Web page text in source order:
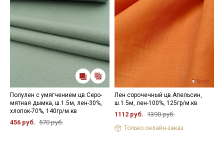
Полулен с умягчением цв.Серо-
мятная дымка, ш.1.5м, лен-30%,
хлопок-70%, 140гр/м.кв
456 руб. 570 руб.
Лен сорочечный цв.Апельсин,
ш.1.5м, лен-100%, 125гр/м.кв
1112 руб. 1390 руб.
Только онлайн-заказ